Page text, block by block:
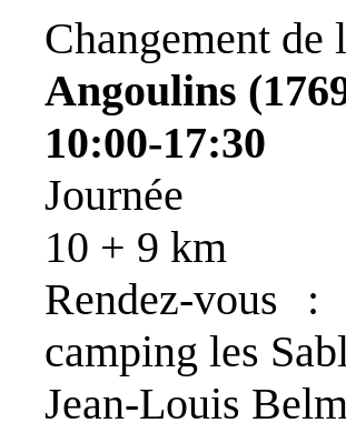
Changement
Angoulins
10:00-17:30
Journée
10 + 9 km
Rendez-vous
camping les
Jean-Louis